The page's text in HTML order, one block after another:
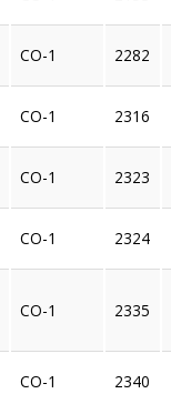
CO-1 2282
CO-1 2316
CO-1 2323
CO-1 2324
CO-1 2335
CO-1 2340